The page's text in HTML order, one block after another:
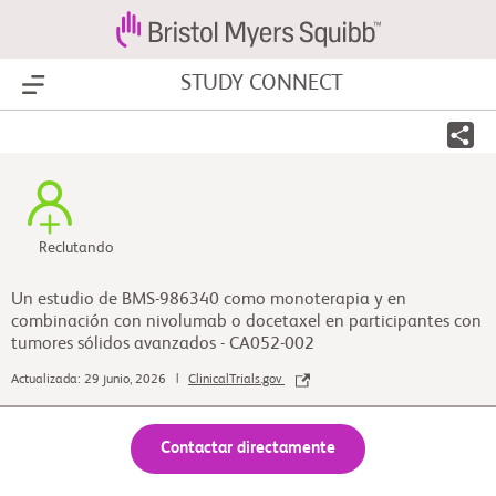
Show Menu STUDY CONNECT
Reclutando
Un estudio de BMS-986340 como monoterapia y en
combinación con nivolumab o docetaxel en participantes con
tumores sólidos avanzados - CA052-002
Actualizada: 29 junio, 2026 | ClinicalTrials.gov
Contactar directamente